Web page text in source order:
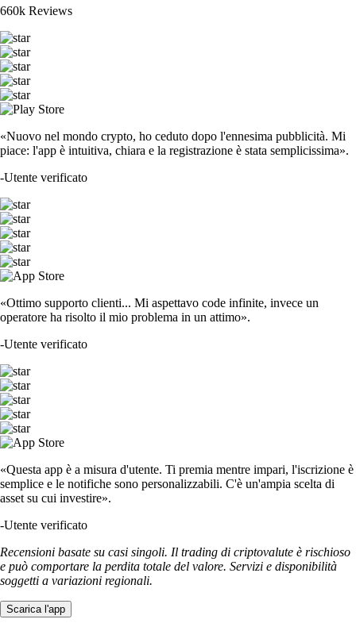
660k Reviews
«Nuovo nel mondo crypto, ho ceduto dopo l'ennesima pubblicità. Mi
piace: l'app è intuitiva, chiara e la registrazione è stata semplicissima».
-Utente verificato
«Ottimo supporto clienti... Mi aspettavo code infinite, invece un
operatore ha risolto il mio problema in un attimo».
-Utente verificato
«Questa app è a misura d'utente. Ti premia mentre impari, l'iscrizione è
semplice e le notifiche sono personalizzabili. C'è un'ampia scelta di
asset su cui investire».
-Utente verificato
Recensioni basate su casi singoli. Il trading di criptovalute è rischioso
e può comportare la perdita totale del valore. Servizi e disponibilità
soggetti a variazioni regionali.
Scarica l'app